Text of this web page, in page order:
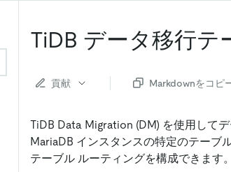
TiDB データ移行
貢献 Markdownをコピ
TiDB Data Migration (DM) を使用して
MariaDB インスタンスの特定のテーブ
テーブル ルーティングを構成できます。